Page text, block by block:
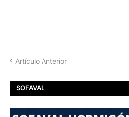
Artículo Anterior
SOFAVAL